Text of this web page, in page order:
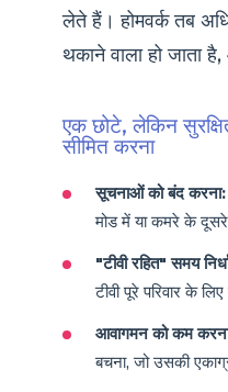
लेते हैं। होमवर्क तब
थकाने वाला हो जाता
एक छोटे, लेकिन
सीमित करना
सूचनाओं को बंद करना:
मोड में या कमरे के
"टीवी रहित" समय
टीवी पूरे परिवार के
आवागमन को कम
बचना, जो उसकी